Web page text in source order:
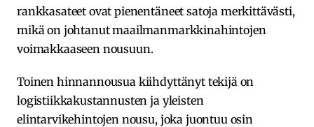
rankkasateet ovat pienentäneet satoja merkittävästi,
mikä on johtanut maailmanmarkkinahintojen
voimakkaaseen nousuun. ​
Toinen hinnannousua kiihdyttänyt tekijä on
logistiikkakustannusten ja yleisten
elintarvikehintojen nousu, joka juontuu osin